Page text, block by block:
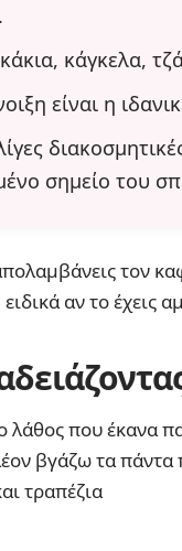
κάγκελα,
είναι η
σημείο του
τον
αν το έχεις
λάθος που έκανα
βγάζω τα πάντα
τραπέζια